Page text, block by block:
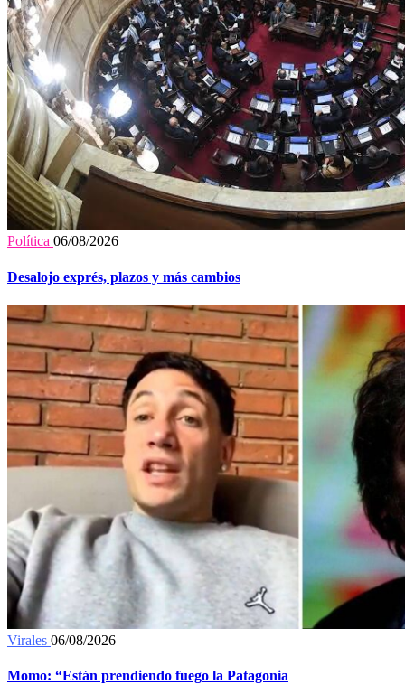
Política 06/08/2026
Desalojo exprés, plazos y más cambios
Virales 06/08/2026
Momo: “Están prendiendo fuego la Patagonia